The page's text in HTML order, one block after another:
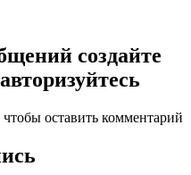
создайте
оставить комментарий